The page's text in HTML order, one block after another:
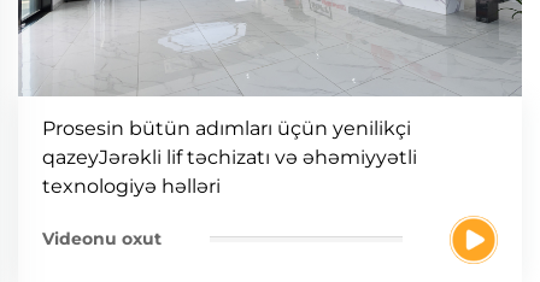
Prosesin bütün adımları üçün yenilikçi
qazeyJərəkli lif təchizatı və əhəmiyyətli
texnologiyə həlləri
Videonu oxut